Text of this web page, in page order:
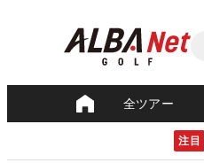
全ツアー
注目